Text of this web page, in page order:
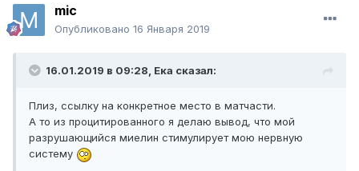
mic
Опубликовано 16 Января 2019
16.01.2019 в 09:28, Ека сказал:
Плиз, ссылку на конкретное место в матчасти.
А то из процитированного я делаю вывод, что мой
разрушающийся миелин стимулирует мою нервную
систему